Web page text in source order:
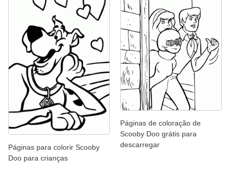
Páginas para colorir Scooby
Doo para crianças
Páginas de coloração de
Scooby Doo grátis para
descarregar